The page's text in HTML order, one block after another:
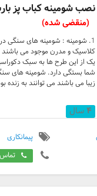
نصب شومینه کباب پز
(منقضی شده)
1. شومینه : شومینه های سنگی در
و مدرن موجود می باشند
از این طرح ها به سبک
بستگی دارد. شومینه های سنگی
می باشند می توانند به زنده
نظر شما کمک زیادی کنند و علاوه
روزهای سرد سال شما می توانید به
شومینه های زیبا فضای منزل تان
نوع کباب پز آسان است و نصب و
هم به آسانی و بدون نیاز به نیروی
خواهد شد. از آن‌جایی که سنگ‌هایی
سال
پیمانکاری
تماس